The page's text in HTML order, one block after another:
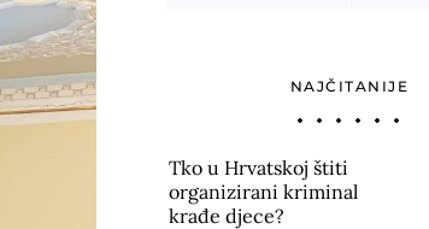
NAJČITANIJE
Tko u Hrvatskoj štiti
organizirani kriminal
krađe djece?